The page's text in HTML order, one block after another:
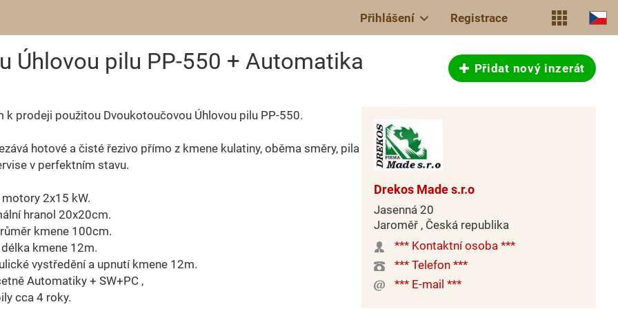
Přihlášení Registrace
Úhlovou pilu PP-550 + Automatika Přidat nový inzerát
k prodeji použitou Dvoukotoučovou Úhlovou pilu PP-550.
hotové a čisté řezivo přímo z kmene kulatiny, oběma směry, pila
v perfektním stavu.
motory 2x15 kW.
hranol 20x20cm.
kmene 100cm.
délka kmene 12m.
vystředění a upnutí kmene 12m.
Automatiky + SW+PC ,
cca 4 roky.
Drekos Made s.r.o
Jasenná 20
Jaroměř , Česká republika
*** Kontaktní osoba ***
*** Telefon ***
*** E-mail ***